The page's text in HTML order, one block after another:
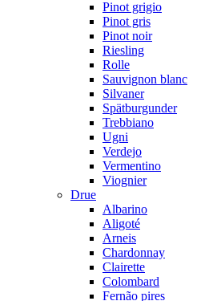
Pinot grigio
Pinot gris
Pinot noir
Riesling
Rolle
Sauvignon blanc
Silvaner
Spätburgunder
Trebbiano
Ugni
Verdejo
Vermentino
Viognier
Drue
Albarino
Aligoté
Arneis
Chardonnay
Clairette
Colombard
Fernão pires